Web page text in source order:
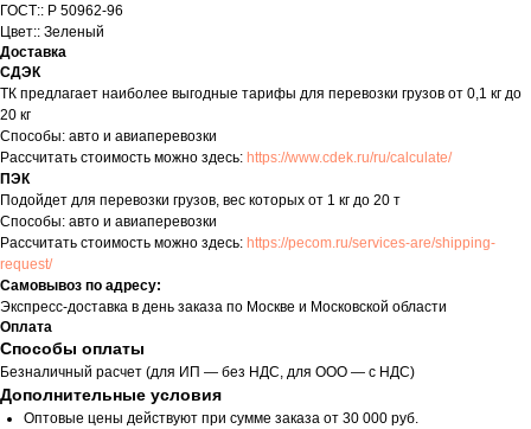
ГОСТ:: Р 50962-96
Цвет:: Зеленый
Доставка
СДЭК
ТК предлагает наиболее выгодные тарифы для перевозки грузов от 0,1 кг до
20 кг
Способы: авто и авиаперевозки
Рассчитать стоимость можно здесь: https://www.cdek.ru/ru/calculate/
ПЭК
Подойдет для перевозки грузов, вес которых от 1 кг до 20 т
Способы: авто и авиаперевозки
Рассчитать стоимость можно здесь: https://pecom.ru/services-are/shipping-
request/
Самовывоз по адресу:
Экспресс-доставка в день заказа по Москве и Московской области
Оплата
Способы оплаты
Безналичный расчет (для ИП — без НДС, для ООО — с НДС)
Дополнительные условия
Оптовые цены действуют при сумме заказа от 30 000 руб.